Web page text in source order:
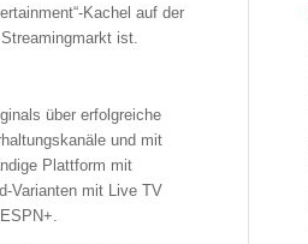
Kachel auf der
ist.
über erfolgreiche
und mit
Plattform mit
Varianten mit Live TV